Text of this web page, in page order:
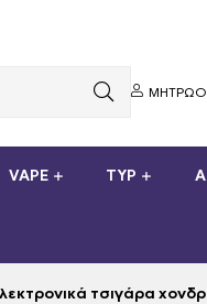
ΜΗΤΡΏΟ
VAPE TYP
τσιγάρα